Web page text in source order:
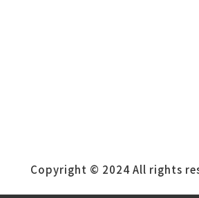
Copyright © 2024 All rights